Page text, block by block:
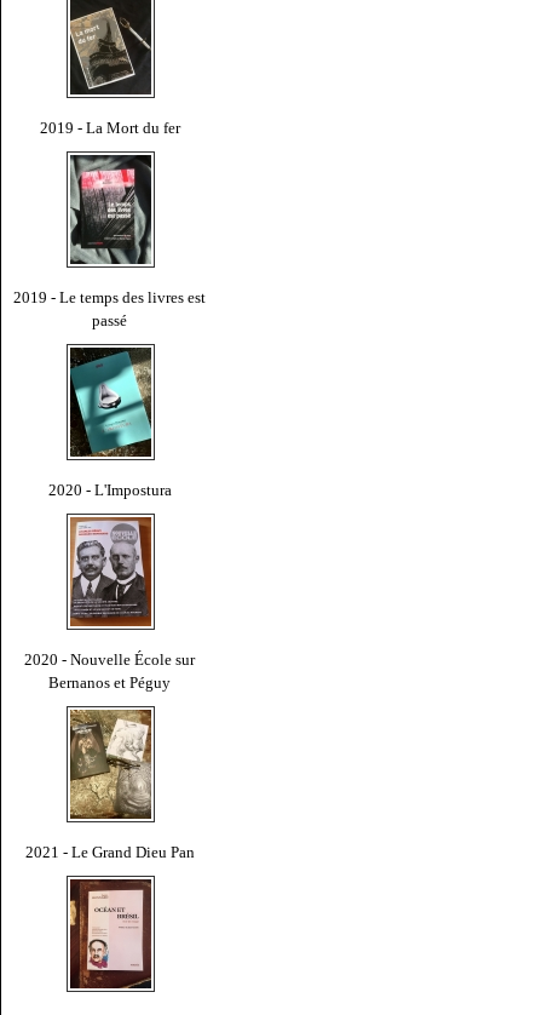
2019 - La Mort du fer
2019 - Le temps des livres est
passé
2020 - L'Impostura
2020 - Nouvelle École sur
Bernanos et Péguy
2021 - Le Grand Dieu Pan